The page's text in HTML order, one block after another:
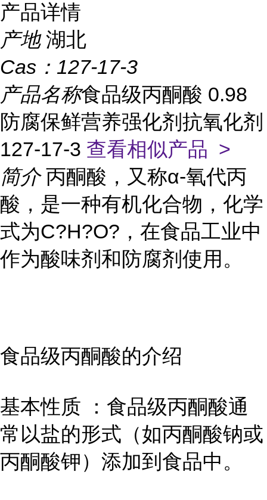
产品详情
产地 湖北
Cas： 127-17-3
产品名称食品级丙酮酸 0.98
防腐保鲜营养强化剂抗氧化剂
127-17-3 查看相似产品 >
简介 丙酮酸，又称α-氧代丙
酸，是一种有机化合物，化学
式为C?H?O?，在食品工业中
作为酸味剂和防腐剂使用。
食品级丙酮酸的介绍
基本性质 ：食品级丙酮酸通
常以盐的形式（如丙酮酸钠或
丙酮酸钾）添加到食品中。